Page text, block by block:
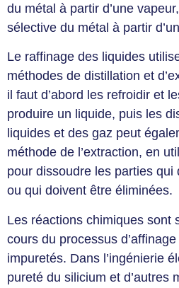
du métal à partir d’une
sélective du métal à partir
Le raffinage des liquides
méthodes de distillation et
il faut d’abord les refroidir et
produire un liquide, puis les
liquides et des gaz peut
méthode de l’extraction, en
pour dissoudre les parties qui
ou qui doivent être éliminées.
Les réactions chimiques sont
cours du processus
impuretés. Dans l’ingénierie
pureté du silicium et d’autres